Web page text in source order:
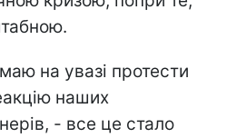
на увазі протести
наших
- все це стало